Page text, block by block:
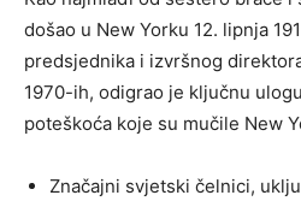
došao u New Yorku 12. lipnja
predsjednika i izvršnog
1970-ih, odigrao je ključnu
poteškoća koje su mučile New
Značajni svjetski čelnici,